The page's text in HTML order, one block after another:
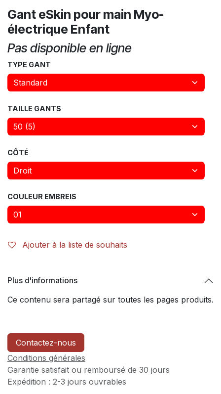
Gant eSkin pour main Myo-
électrique Enfant
Pas disponible en ligne
TYPE GANT
TAILLE GANTS
CÔTÉ
COULEUR EMBREIS
Ajouter à la liste de souhaits
Plus d'informations
Ce contenu sera partagé sur toutes les pages produits.
Contactez-nous
Conditions générales
Garantie satisfait ou remboursé de 30 jours
Expédition : 2-3 jours ouvrables